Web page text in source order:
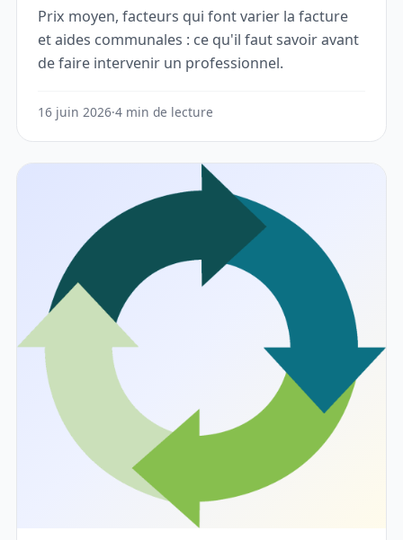
Prix moyen, facteurs qui font varier la facture
et aides communales : ce qu'il faut savoir avant
de faire intervenir un professionnel.
16 juin 2026·4 min de lecture